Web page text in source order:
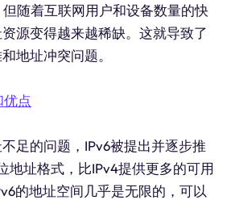
随着互联网用户和设备数量的快
源变得越来越稀缺。这就导致了
地址冲突问题。
优点
足的问题，IPv6被提出并逐步推
地址格式，比IPv4提供更多的可用
的地址空间几乎是无限的，可以